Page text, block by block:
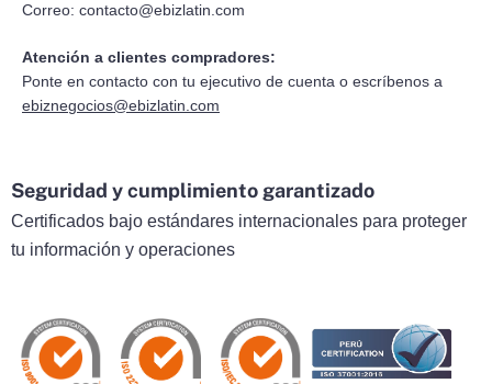
Correo: contacto@ebizlatin.com
Atención a clientes compradores:
Ponte en contacto con tu ejecutivo de cuenta o escríbenos a
ebiznegocios@ebizlatin.com
Seguridad y cumplimiento garantizado
Certificados bajo estándares internacionales para proteger
tu información y operaciones